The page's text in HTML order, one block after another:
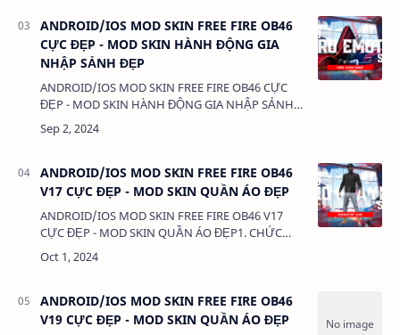
ANDROID/IOS MOD SKIN FREE FIRE OB46
CỰC ĐẸP - MOD SKIN HÀNH ĐỘNG GIA
NHẬP SẢNH ĐẸP
ANDROID/IOS MOD SKIN FREE FIRE OB46 CỰC
ĐẸP - MOD SKIN HÀNH ĐỘNG GIA NHẬP SẢNH
ĐẸP1. CHỨC NĂNG:- MOD SKIN HÀNH ĐỘNG
GIA NHẬP SẢNH - MOD EMOTE.📌 Chú Ý: Tải Full
ANDROID/IOS MOD SKIN FREE FIRE OB46
V17 CỰC ĐẸP - MOD SKIN QUẦN ÁO ĐẸP
ANDROID/IOS MOD SKIN FREE FIRE OB46 V17
CỰC ĐẸP - MOD SKIN QUẦN ÁO ĐẸP1. CHỨC
NĂNG:- MOD SKIN QUẦN ÁO - MOD CLOTHES2.
TẢI VÀ CÀI ĐẶT (BẢN FULL KHÔNG LINK RÚT
ANDROID/IOS MOD SKIN FREE FIRE OB46
V19 CỰC ĐẸP - MOD SKIN QUẦN ÁO ĐẸP